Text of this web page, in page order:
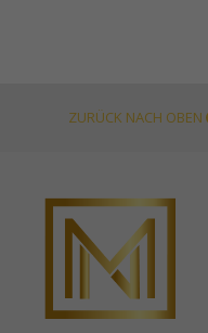
ZURÜCK NACH OBEN